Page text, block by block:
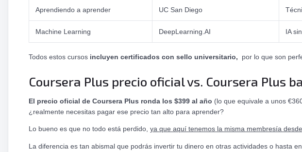
Aprendiendo a aprender UC San Diego
Machine Learning DeepLearning.AI IA
Todos estos cursos incluyen certificados con sello universitario, por lo que son
Coursera Plus precio oficial vs. Coursera Plus
El precio oficial de Coursera Plus ronda los $399 al año (lo que equivale a unos
¿realmente necesitas pagar ese precio tan alto para aprender?
Lo bueno es que no todo está perdido, ya que aquí tenemos la misma membresía
La diferencia es tan abismal que podrás invertir tu dinero en otras actividades o hasta